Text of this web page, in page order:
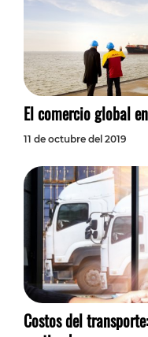
El comercio global
11 de octubre del 2019
Costos del